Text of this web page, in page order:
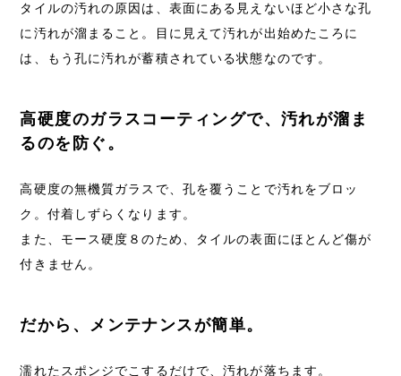
タイルの汚れの原因は、表面にある見えないほど小さな孔
に汚れが溜まること。目に見えて汚れが出始めたころに
は、もう孔に汚れが蓄積されている状態なのです。
高硬度のガラスコーティングで、汚れが溜ま
るのを防ぐ。
高硬度の無機質ガラスで、孔を覆うことで汚れをブロッ
ク。付着しずらくなります。
また、モース硬度８のため、タイルの表面にほとんど傷が
付きません。
だから、メンテナンスが簡単。
濡れたスポンジでこするだけで、汚れが落ちます。